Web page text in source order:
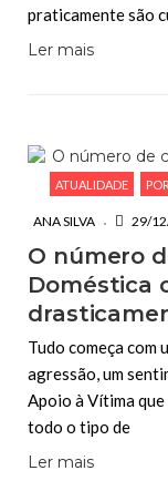
praticamente são
Ler mais
ATUALIDADE
ANA SILVA 29/
O número
Doméstica
Tudo começa com
agressão, um
Apoio à Vítima
todo o tipo de
Ler mais